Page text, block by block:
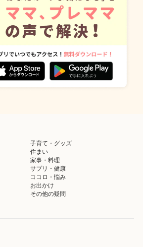
子育て・グッズ
住まい
家事・料理
サプリ・健康
ココロ・悩み
お出かけ
その他の疑問